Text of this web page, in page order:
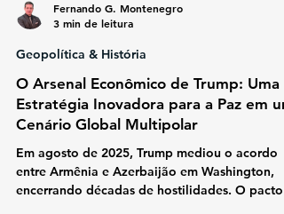
Fernando G. Montenegro
3 min de leitura
Geopolítica & História
O Arsenal Econômico de Trump: Uma